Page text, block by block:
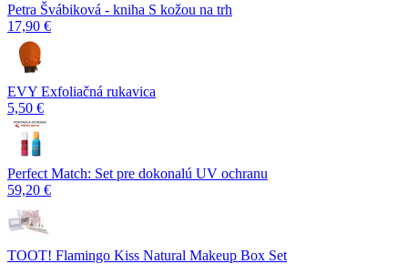
Petra Švábiková - kniha S kožou na trh
17,90 €
EVY Exfoliačná rukavica
5,50 €
Perfect Match: Set pre dokonalú UV ochranu
59,20 €
TOOT! Flamingo Kiss Natural Makeup Box Set